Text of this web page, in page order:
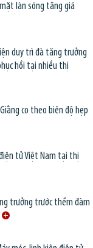
làn sóng tăng giá
duy trì đà tăng trưởng
hồi tại nhiều thị
co theo biên độ hẹp
tử Việt Nam tại thị
trưởng trước thềm đàm